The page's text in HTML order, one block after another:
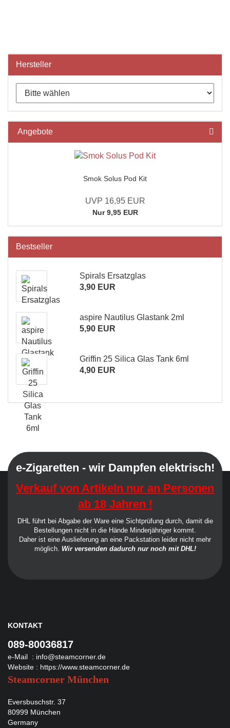
Hersteller
Angebote
Smok Solus Pod Kit
UVP 16,95 EUR
Nur 9,95 EUR
Bestseller
Spirals Ersatzglas
3,90 EUR
aspire Nautilus Glastank 2ml
5,90 EUR
Griffin 25 Silica Glas Tank 6ml
4,90 EUR
e-Zigaretten - wir Dampfen elektrisch!
Verkauf von Artikeln nur an Personen
ab 18 Jahren !
DHL führt bei Abgabe der Ware eine Sichtprüfung durch, damit die
Bestellungen nicht in die Hände Minderjähriger kommt.
Daher ist eine Auslieferung an eine Packstation leider nicht mehr
möglich. Wir versenden dadurch nur noch mit DHL!
KONTAKT
089-80036817
e-Mail : info@steamcorner.de
Website : https://www.steamcorner.de
Steamcorner München
Eversbuschstr. 37
80999 München
Germany